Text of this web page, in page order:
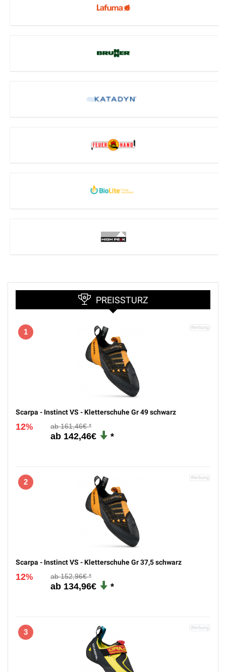
PREISSTURZ
1
Scarpa - Instinct VS - Kletterschuhe Gr 49 schwarz
12% 161,46€
142,46€
2
Scarpa - Instinct VS - Kletterschuhe Gr 37,5 schwarz
12% 152,96€
134,96€
3